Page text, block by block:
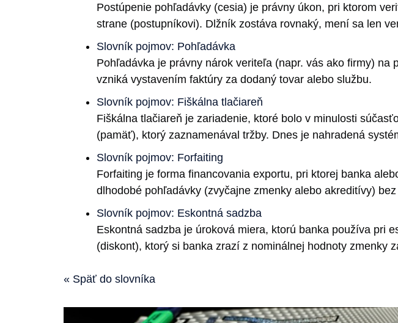
Postúpenie pohľadávky (cesia) je právny úkon, pri ktorom
strane (postupníkovi). Dlžník zostáva rovnaký, mení sa len
Slovník pojmov: Pohľadávka
Pohľadávka je právny nárok veriteľa (napr. vás ako firmy)
vzniká vystavením faktúry za dodaný tovar alebo službu.
Slovník pojmov: Fiškálna tlačiareň
Fiškálna tlačiareň je zariadenie, ktoré bolo v minulosti
(pamäť), ktorý zaznamenával tržby. Dnes je nahradená
Slovník pojmov: Forfaiting
Forfaiting je forma financovania exportu, pri ktorej banka
dlhodobé pohľadávky (zvyčajne zmenky alebo akreditívy)
Slovník pojmov: Eskontná sadzba
Eskontná sadzba je úroková miera, ktorú banka používa pri
(diskont), ktorý si banka zrazí z nominálnej hodnoty zmenky
« Späť do slovníka